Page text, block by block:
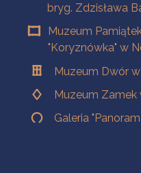
bryg. Zdzisława
Muzeum
"Koryznówka" w
Muzeum Dwór
Muzeum Zamek
Galeria